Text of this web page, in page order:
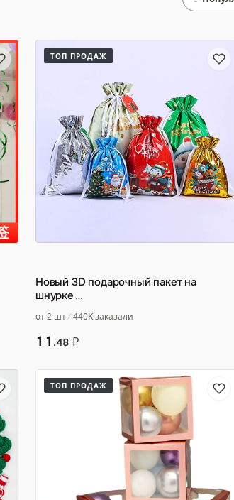
ТОП ПРОДАЖ
Новый 3D подарочный пакет на
шнурке …
от 2 шт 440K заказали
11 .48 ₽
ТОП ПРОДАЖ